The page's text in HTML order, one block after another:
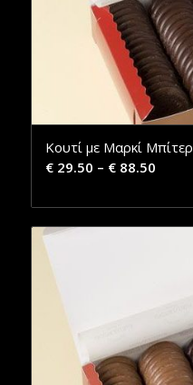
Κουτί με Μαρκί Μπίτερ
€29.50 – €88.50